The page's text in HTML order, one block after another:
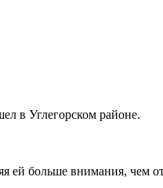
в Углегорском районе.
ей больше внимания, чем